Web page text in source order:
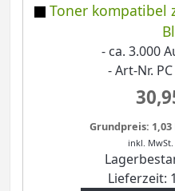
Toner kompatibel
- ca. 3.000
- Art-Nr.
Grundpreis: 1,03
inkl. MwSt.
Lieferzeit: